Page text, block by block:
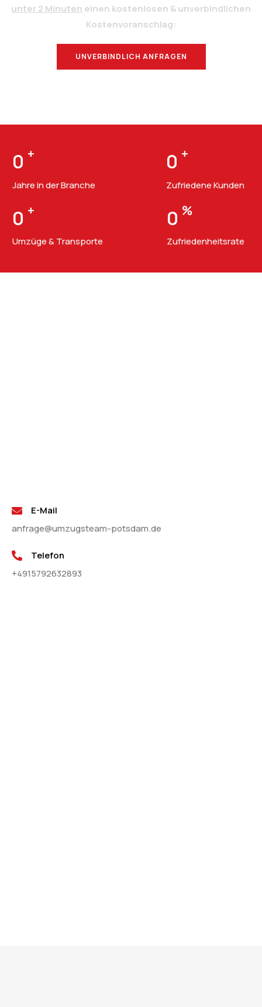
unter 2 Minuten einen kostenlosen & unverbindlichen
Kostenvoranschlag:
UNVERBINDLICH ANFRAGEN
0 +
Jahre in der Branche
0 +
Zufriedene Kunden
0 +
Umzüge & Transporte
0 %
Zufriedenheitsrate
E-Mail
anfrage@umzugsteam-potsdam.de
Telefon
+4915792632893